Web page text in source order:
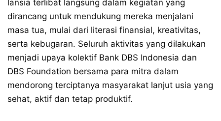
lansia terlibat langsung dalam kegiatan yang
dirancang untuk mendukung mereka menjalani
masa tua, mulai dari literasi finansial, kreativitas,
serta kebugaran. Seluruh aktivitas yang dilakukan
menjadi upaya kolektif Bank DBS Indonesia dan
DBS Foundation bersama para mitra dalam
mendorong terciptanya masyarakat lanjut usia yang
sehat, aktif dan tetap produktif.